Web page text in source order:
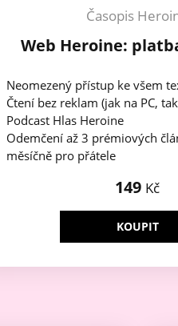
Časopis
Web Heroine:
Neomezený přístup ke všem
Čtení bez reklam (jak na PC,
Podcast Hlas Heroine
Odemčení až 3 prémiových
měsíčně pro přátele
149 Kč
KOUPIT